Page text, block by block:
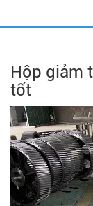
Hộp giảm
tốt